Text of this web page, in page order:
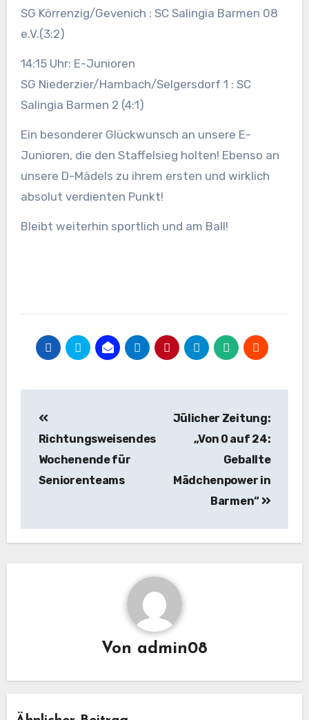
SG Körrenzig/Gevenich : SC Salingia Barmen 08
e.V.(3:2)
14:15 Uhr: E-Junioren
SG Niederzier/Hambach/Selgersdorf 1 : SC
Salingia Barmen 2 (4:1)
Ein besonderer Glückwunsch an unsere E-
Junioren, die den Staffelsieg holten! Ebenso an
unsere D-Mädels zu ihrem ersten und wirklich
absolut verdienten Punkt!
Bleibt weiterhin sportlich und am Ball!
Richtungsweisendes
Wochenende für
Seniorenteams
Jülicher Zeitung:
„Von 0 auf 24:
Geballte
Mädchenpower in
Barmen“
Von admin08